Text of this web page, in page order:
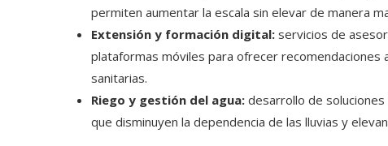
permiten aumentar la escala sin elevar de manera
Extensión y formación digital: servicios de
plataformas móviles para ofrecer
sanitarias.
Riego y gestión del agua: desarrollo de
que disminuyen la dependencia de las lluvias y